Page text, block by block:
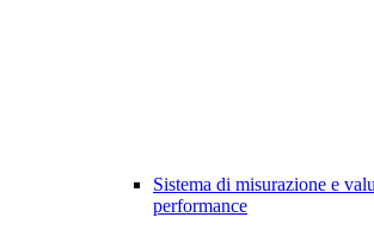
Sistema di misurazione e
performance